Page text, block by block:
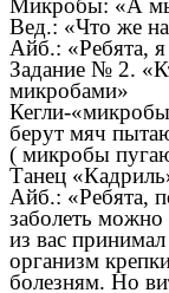
Микробы: «А мы
Вед.: «Что же
Айб.: «Ребята,
Задание № 2.
микробами»
Кегли-
берут мяч
( микробы
Танец
Айб.: «Ребята,
заболеть
из вас
организм
болезням. Но